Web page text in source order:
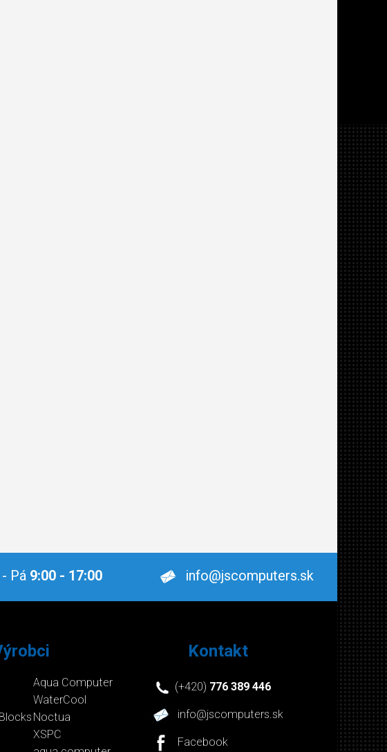
Pá 9:00 - 17:00 info@jscomputers.sk
Aqua Computer
WaterCool
Noctua
XSPC
Kontakt
(+420) 776 389 446
info@jscomputers.sk
Facebook